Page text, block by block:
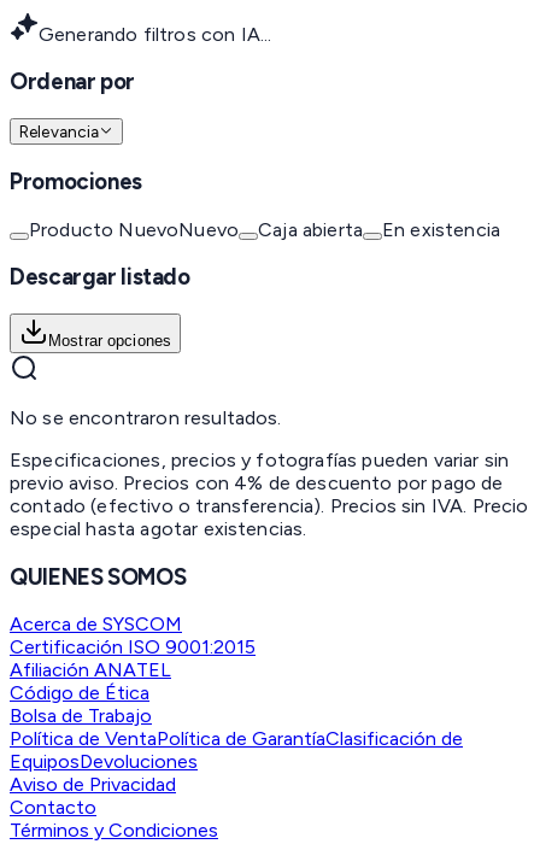
Generando filtros con IA...
Ordenar por
Relevancia
Promociones
Producto NuevoNuevo Caja abierta En existencia
Descargar listado
Mostrar opciones
No se encontraron resultados.
Especificaciones, precios y fotografías pueden variar sin
previo aviso. Precios con 4% de descuento por pago de
contado (efectivo o transferencia). Precios sin IVA. Precio
especial hasta agotar existencias.
QUIENES SOMOS
Acerca de SYSCOM
Certificación ISO 9001:2015
Afiliación ANATEL
Código de Ética
Bolsa de Trabajo
Política de VentaPolítica de GarantíaClasificación de
EquiposDevoluciones
Aviso de Privacidad
Contacto
Términos y Condiciones